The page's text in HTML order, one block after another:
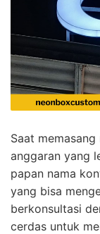
Saat
anggaran yang
papan nama
yang bisa
berkonsultasi
cerdas untuk